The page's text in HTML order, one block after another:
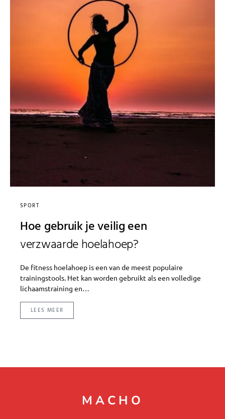
SPORT
Hoe gebruik je veilig een
verzwaarde hoelahoep?
De fitness hoelahoep is een van de meest populaire
trainingstools. Het kan worden gebruikt als een volledige
lichaamstraining en…
LEES MEER
MACHO